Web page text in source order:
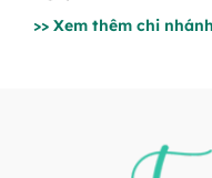
>> Xem thêm chi